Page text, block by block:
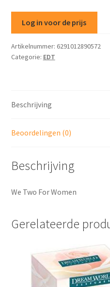
Log in voor de prijs
Artikelnummer: 6291012890572
Categorie: EDT
Beschrijving
Beoordelingen (0)
Beschrijving
We Two For Women
Gerelateerde